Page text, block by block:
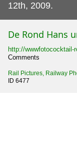
12th, 2009.
De Rond Hans
http://wwwfotococktail-
Comments
Rail Pictures, Railway
ID 6477